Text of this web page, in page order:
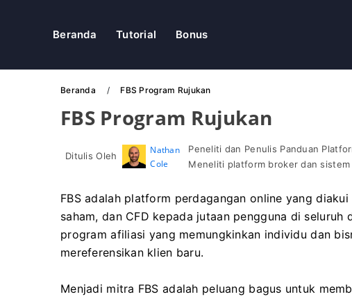
Beranda Tutorial Bonus
Beranda FBS Program Rujukan
FBS Program Rujukan
Ditulis Oleh
Nathan
Cole
Peneliti dan Penulis Panduan
Meneliti platform broker dan sistem
FBS adalah platform perdagangan online yang
saham, dan CFD kepada jutaan pengguna di seluruh
program afiliasi yang memungkinkan individu dan
mereferensikan klien baru.
Menjadi mitra FBS adalah peluang bagus untuk